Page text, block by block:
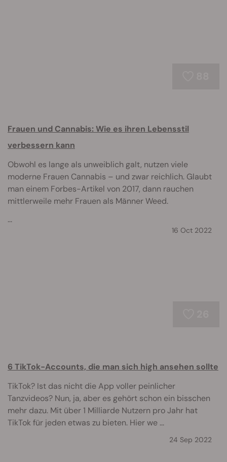
Frauen und Cannabis: Wie es ihren Lebensstil
verbessern kann
Obwohl es lange als unweiblich galt, nutzen viele
moderne Frauen Cannabis – und zwar reichlich. Glaubt
man einem Forbes-Artikel von 2017, dann rauchen
mittlerweile mehr Frauen als Männer Weed.
...
16 Oct 2022
6 TikTok-Accounts, die man sich high ansehen sollte
TikTok? Ist das nicht die App voller peinlicher
Tanzvideos? Nun, ja, aber es gehört schon ein bisschen
mehr dazu. Mit über 1 Milliarde Nutzern pro Jahr hat
TikTok für jeden etwas zu bieten. Hier we ...
24 Sep 2022